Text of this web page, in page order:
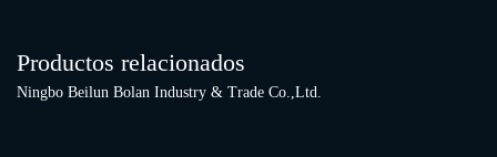
Productos relacionados
Ningbo Beilun Bolan Industry & Trade Co.,Ltd.